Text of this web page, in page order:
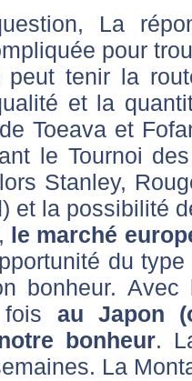
La
pour
peut tenir la
et la
Toeava et
le Tournoi
Stanley,
et la possibilité
le marché
du
bonheur.
au Japon
bonheur.
La